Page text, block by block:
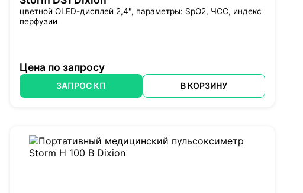
цветнойOLED-дисплей 2,4", параметры: SpO2, ЧСС, индекс
перфузии
Цена по запросу
ЗАПРОС КП В КОРЗИНУ